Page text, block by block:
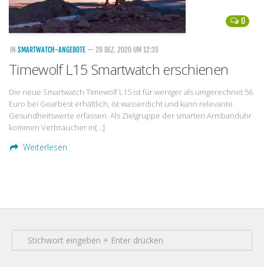
Smartphonetarife
Datentarife
o2
Smartphonetarife
Prepaid-Tarife
Datentarife
Flatrate-Prepaidtarife
Mobilfunk-Vergleichsrechner
0
IN SMARTWATCH-ANGEBOTE — 28 DEZ. 2020 UM 12:35
Timewolf L15 Smartwatch erschienen
Die neue Smartwatch Timewolf L15 ist für weniger als umgerechnet 56
Euro bei Gearbest erhältlich, ist wasserdicht und kann relevante
Gesundheitswerte erfassen. Als Zielgruppe der smarten Armbanduhr
kommen Verbraucher in[…]
Weiterlesen